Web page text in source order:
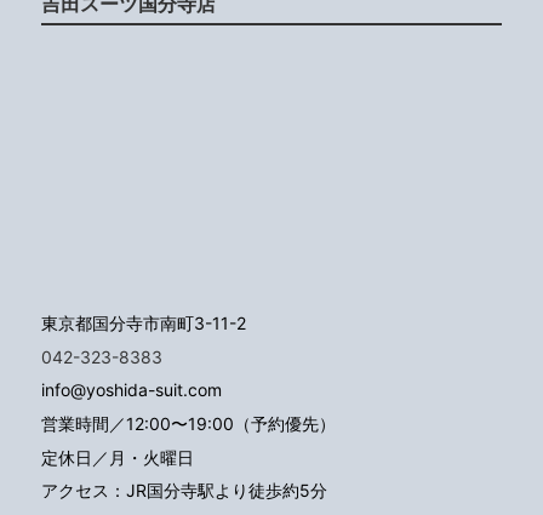
東京都国分寺市南町3-11-2
042-323-8383
info@yoshida-suit.com
営業時間／12:00〜19:00（予約優先）
定休日／月・火曜日
アクセス：JR国分寺駅より徒歩約5分